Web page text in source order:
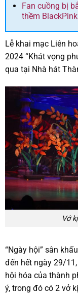
Fan cuồng bị
thềm
Lễ khai mạc Liên
2024 “Khát vọng
qua tại Nhà hát
Vở
“Ngày hội” sân
đến hết ngày 29/
hội hóa của thành
ý, trong đó có 2 vở